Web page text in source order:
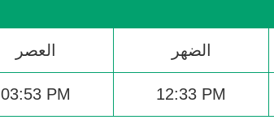
العصر الضهر
03:53 PM 12:33 PM